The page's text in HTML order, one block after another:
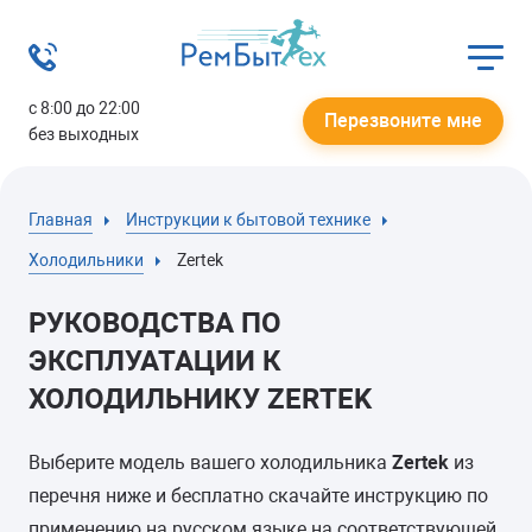
с 8:00 до 22:00
без выходных
Перезвоните мне
Главная Инструкции к бытовой технике
Холодильники Zertek
РУКОВОДСТВА ПО
ЭКСПЛУАТАЦИИ К
ХОЛОДИЛЬНИКУ ZERTEK
Выберите модель вашего холодильника Zertek из
перечня ниже и бесплатно скачайте инструкцию по